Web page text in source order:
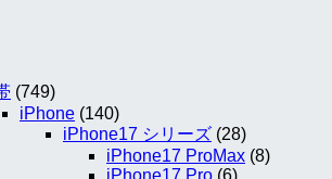
(749)
iPhone (140)
iPhone17 シリーズ (28)
iPhone17 ProMax (8)